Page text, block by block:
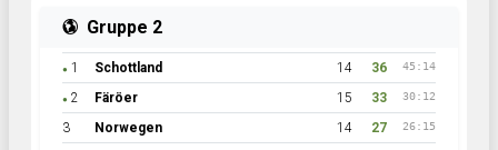
Gruppe 2
● 1 Schottland 14 36 45:14
● 2 Färöer 15 33 30:12
3 Norwegen 14 27 26:15